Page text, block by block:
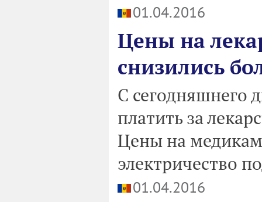
01.04.2016
Цены на
снизились
С сегодняшнего
платить за
Цены на
электричество
01.04.2016